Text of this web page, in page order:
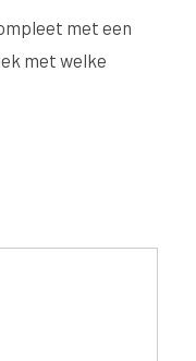
met een
met welke